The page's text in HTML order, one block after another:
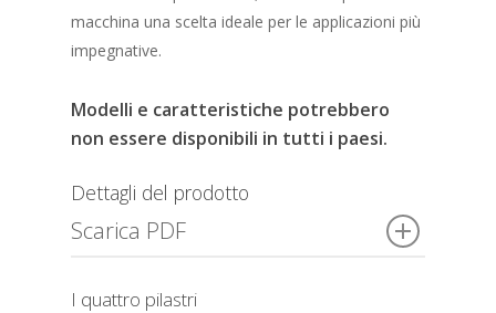
macchina una scelta ideale per le applicazioni più
impegnative.
Modelli e caratteristiche potrebbero
non essere disponibili in tutti i paesi.
Dettagli del prodotto
Scarica PDF
I quattro pilastri